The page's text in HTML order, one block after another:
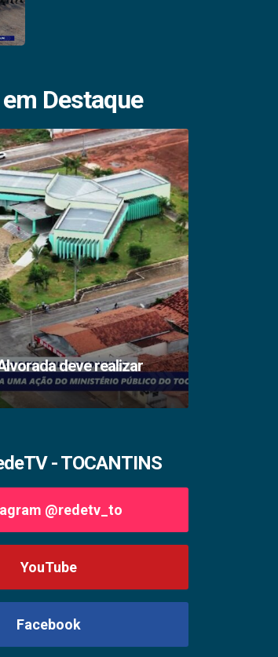
Destaque
deve realizar
- TOCANTINS
@redetv_to
YouTube
Facebook